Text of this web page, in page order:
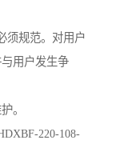
须规范。对用户
用户发生争
。
220-108-